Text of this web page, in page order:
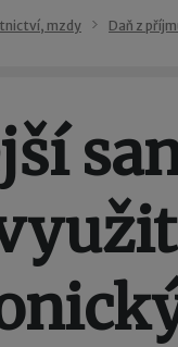
mzdy Daň z